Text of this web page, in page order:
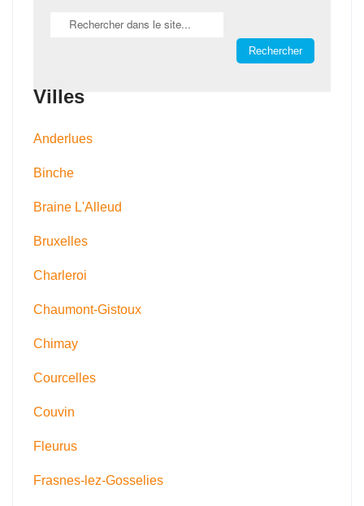
Villes
Anderlues
Binche
Braine L'Alleud
Bruxelles
Charleroi
Chaumont-Gistoux
Chimay
Courcelles
Couvin
Fleurus
Frasnes-lez-Gosselies